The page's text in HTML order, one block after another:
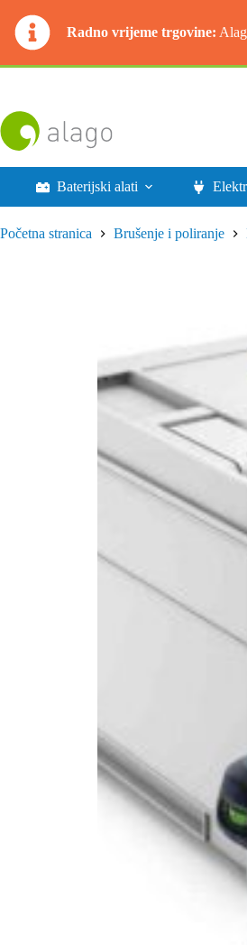
Radno vrijeme trgovine:
Preskoči
Baterijski alati
Početna stranica Brušenje i poliranje